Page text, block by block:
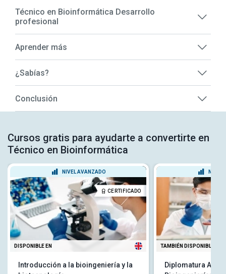
Técnico en Bioinformática Desarrollo
profesional
Aprender más
¿Sabías?
Conclusión
Cursos gratis para ayudarte a convertirte en
Técnico en Bioinformática
NIVEL AVANZADO
CERTIFICADO
DISPONIBLE EN
Introducción a la bioingeniería y la
NIVEL
TAMBIÉN DISPONIBLE EN
Diplomatura